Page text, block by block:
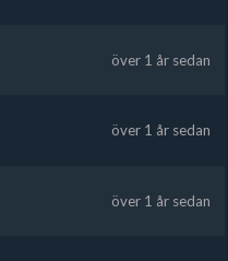
över 1 år sedan
över 1 år sedan
över 1 år sedan